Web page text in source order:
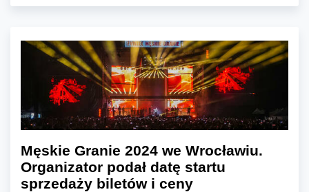
Męskie Granie 2024 we Wrocławiu.
Organizator podał datę startu
sprzedaży biletów i ceny